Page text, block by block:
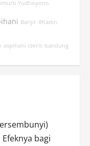
Yudhoyono
Banjir #Kadin
aspihani ideris bandung
bagi